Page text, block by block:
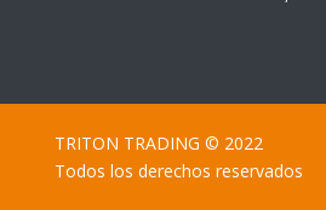
TRITON TRADING © 2022
Todos los derechos reservados